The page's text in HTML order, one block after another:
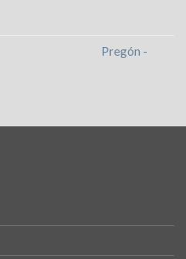
Pregón -